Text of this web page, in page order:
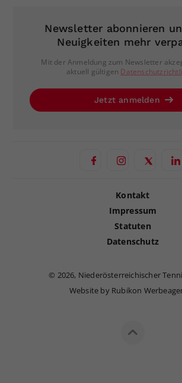
Newsletter abonnieren
Neuigkeiten mehr
Mit der Anmeldung zum Newsletter
aktuell gültigen
Jetzt anmelden
Kontakt
Impressum
Statuten
Datenschutz
© 2026, Niederösterreichischer
Website by Rubikon